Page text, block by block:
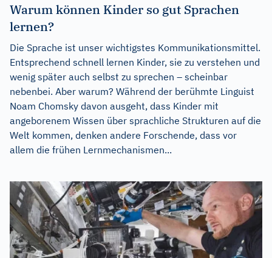
Warum können Kinder so gut Sprachen
lernen?
Die Sprache ist unser wichtigstes Kommunikationsmittel.
Entsprechend schnell lernen Kinder, sie zu verstehen und
wenig später auch selbst zu sprechen – scheinbar
nebenbei. Aber warum? Während der berühmte Linguist
Noam Chomsky davon ausgeht, dass Kinder mit
angeborenem Wissen über sprachliche Strukturen auf die
Welt kommen, denken andere Forschende, dass vor
allem die frühen Lernmechanismen...